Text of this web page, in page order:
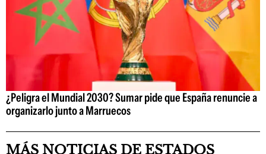
¿Peligra el Mundial 2030? Sumar pide que España renuncie a
organizarlo junto a Marruecos
MÁS NOTICIAS DE ESTADOS